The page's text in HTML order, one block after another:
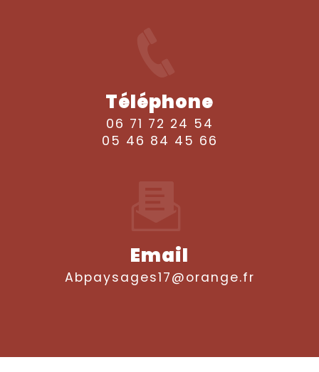
Téléphone
06 71 72 24 54
05 46 84 45 66
Email
abpaysages17@orange.fr